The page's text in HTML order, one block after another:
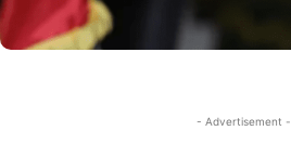
- Advertisement -